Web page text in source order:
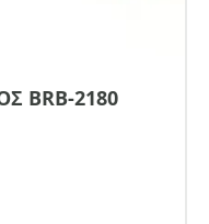
BRB-2180